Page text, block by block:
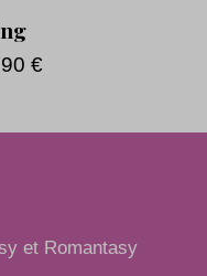
€
et Romantasy